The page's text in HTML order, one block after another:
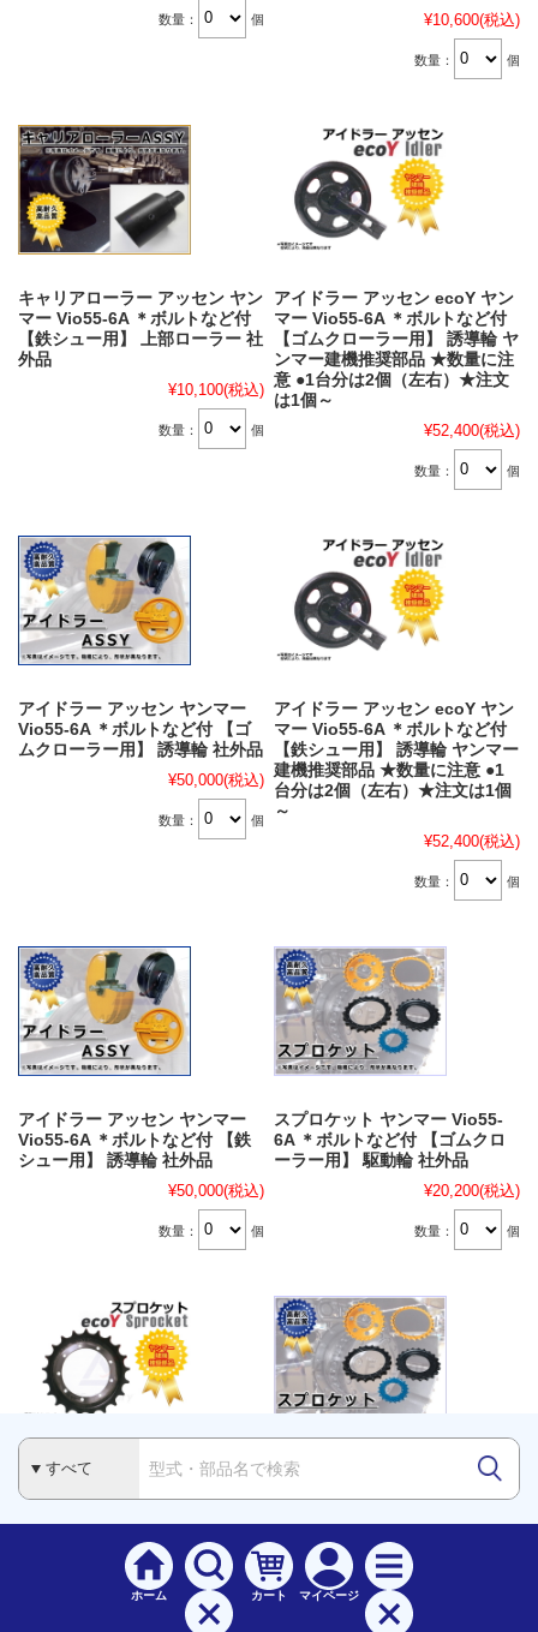
数量： 個
¥10,600(税込)
数量： 個
キャリアローラー アッセン ヤン
マー Vio55-6A ＊ボルトなど付
【鉄シュー用】 上部ローラー 社
外品
¥10,100(税込)
数量： 個
アイドラー アッセン ecoY ヤン
マー Vio55-6A ＊ボルトなど付
【ゴムクローラー用】 誘導輪 ヤ
ンマー建機推奨部品 ★数量に注
意 ●1台分は2個（左右）★注文
は1個～
¥52,400(税込)
数量： 個
アイドラー アッセン ヤンマー
Vio55-6A ＊ボルトなど付 【ゴ
ムクローラー用】 誘導輪 社外品
¥50,000(税込)
数量： 個
アイドラー アッセン ecoY ヤン
マー Vio55-6A ＊ボルトなど付
【鉄シュー用】 誘導輪 ヤンマー
建機推奨部品 ★数量に注意 ●1
台分は2個（左右）★注文は1個
～
¥52,400(税込)
数量： 個
アイドラー アッセン ヤンマー
Vio55-6A ＊ボルトなど付 【鉄
シュー用】 誘導輪 社外品
¥50,000(税込)
数量： 個
スプロケット ヤンマー Vio55-
6A ＊ボルトなど付 【ゴムクロ
ーラー用】 駆動輪 社外品
¥20,200(税込)
数量： 個
スプロケット ecoY ヤンマー
Vio55-6A ＊ボルトなど付 【ゴ
●1台分は2個（左右）★注文は1
¥20,800 (税込)
スプロケット ヤンマー Vio55-
ホーム カート マイページ